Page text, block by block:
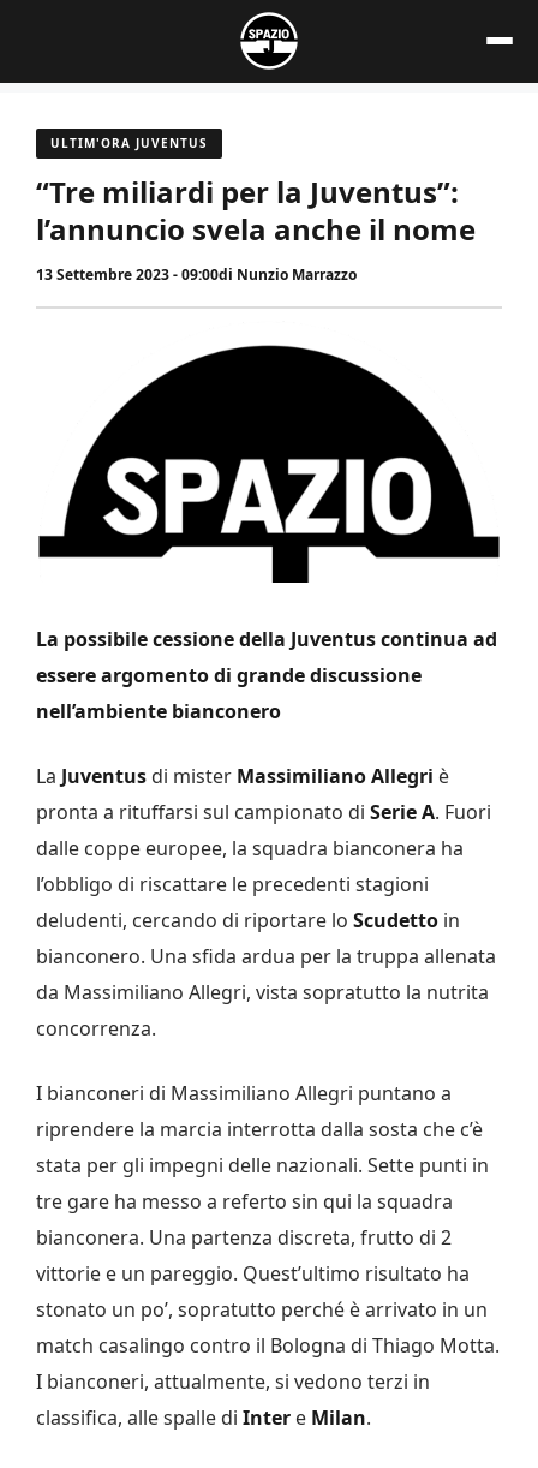
contenuto
ULTIM'ORA JUVENTUS
“Tre miliardi per la Juventus”:
l’annuncio svela anche il nome
13 Settembre 2023 - 09:00di Nunzio Marrazzo
La possibile cessione della Juventus continua ad
essere argomento di grande discussione
nell’ambiente bianconero
La Juventus di mister Massimiliano Allegri è
pronta a rituffarsi sul campionato di Serie A. Fuori
dalle coppe europee, la squadra bianconera ha
l’obbligo di riscattare le precedenti stagioni
deludenti, cercando di riportare lo Scudetto in
bianconero. Una sfida ardua per la truppa allenata
da Massimiliano Allegri, vista sopratutto la nutrita
concorrenza.
I bianconeri di Massimiliano Allegri puntano a
riprendere la marcia interrotta dalla sosta che c’è
stata per gli impegni delle nazionali. Sette punti in
tre gare ha messo a referto sin qui la squadra
bianconera. Una partenza discreta, frutto di 2
vittorie e un pareggio. Quest’ultimo risultato ha
stonato un po’, sopratutto perché è arrivato in un
match casalingo contro il Bologna di Thiago Motta.
I bianconeri, attualmente, si vedono terzi in
classifica, alle spalle di Inter e Milan.